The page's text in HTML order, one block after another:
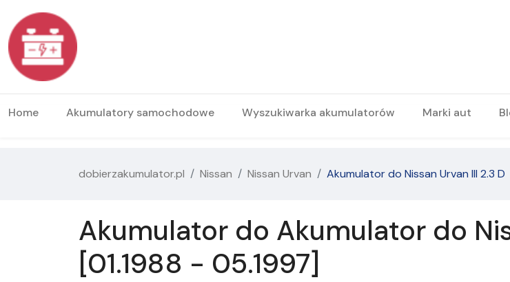
Home Akumulatory samochodowe Wyszukiwarka akumulatorów Marki aut
dobierzakumulator.pl Nissan Nissan Urvan Akumulator do Nissan Urvan III 2.3 D
Akumulator do Akumulator do
[01.1988 - 05.1997]